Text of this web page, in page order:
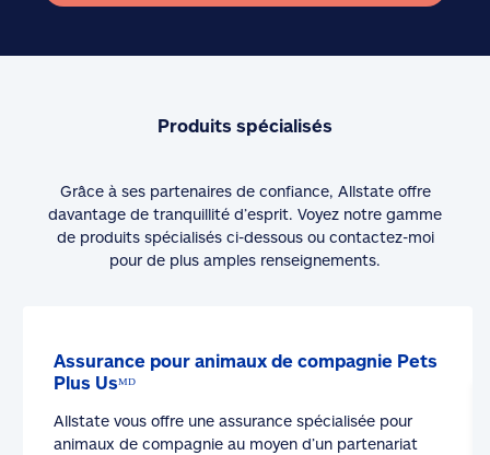
Produits spécialisés
Grâce à ses partenaires de confiance, Allstate offre
davantage de tranquillité d’esprit. Voyez notre gamme
de produits spécialisés ci-dessous ou contactez-moi
pour de plus amples renseignements.
Assurance pour animaux de compagnie Pets
Plus Usᴹᴰ
Allstate vous offre une assurance spécialisée pour
animaux de compagnie au moyen d’un partenariat